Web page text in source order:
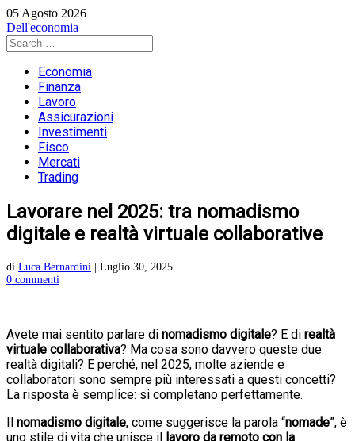
05 Agosto 2026
Dell'economia
Economia
Finanza
Lavoro
Assicurazioni
Investimenti
Fisco
Mercati
Trading
Lavorare nel 2025: tra nomadismo
digitale e realtà virtuale collaborative
di Luca Bernardini
Luglio 30, 2025
0 commenti
Avete mai sentito parlare di nomadismo digitale? E di realtà
virtuale collaborativa? Ma cosa sono davvero queste due
realtà digitali? E perché, nel 2025, molte aziende e
collaboratori sono sempre più interessati a questi concetti?
La risposta è semplice: si completano perfettamente.
Il nomadismo digitale, come suggerisce la parola “nomade”, è
uno stile di vita che unisce il lavoro da remoto con la